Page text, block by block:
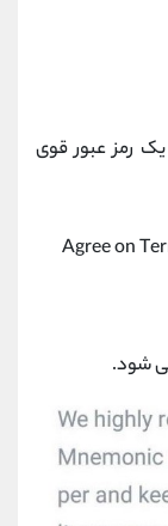
رمز عبور قوی
شود.